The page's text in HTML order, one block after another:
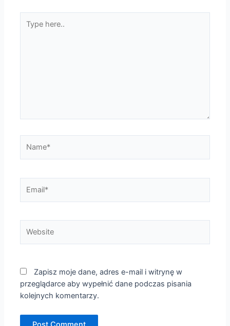
here..
Zapisz moje dane, adres e-mail i witrynę w
przeglądarce aby wypełnić dane podczas pisania
kolejnych komentarzy.